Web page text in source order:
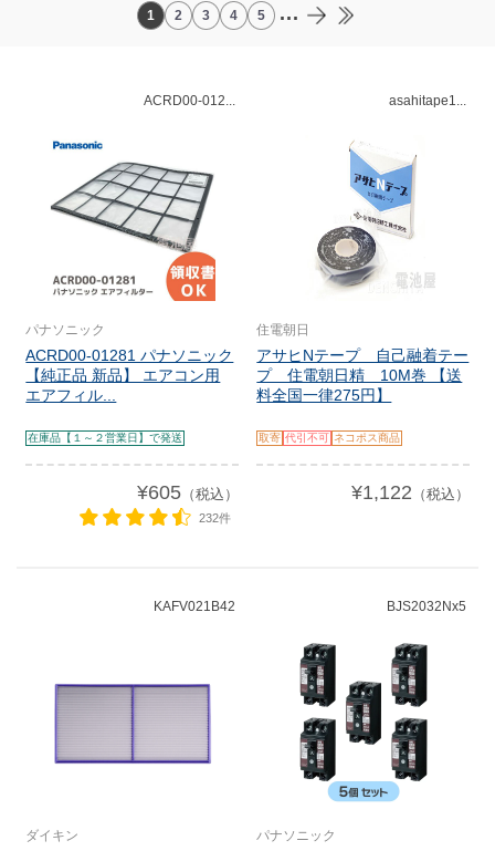
1 2 3 4 5 ...
ACRD00-012...
パナソニック
ACRD00-01281 パナソニック
【純正品 新品】 エアコン用
エアフィル...
在庫品【１～２営業日】で発送
¥605（税込）
232件
asahitape1...
住電朝日
アサヒNテープ 自己融着テー
プ 住電朝日精 10M巻 【送
料全国一律275円】
取寄 代引不可 ネコポス商品
¥1,122 （税込）
KAFV021B42
ダイキン
BJS2032Nx5
パナソニック